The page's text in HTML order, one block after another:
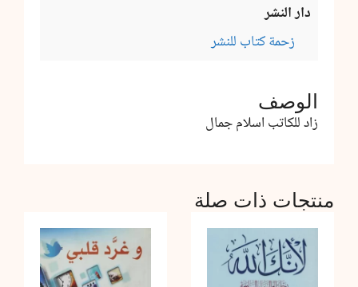
دار النشر
زحمة كتاب للنشر
الوصف
زاد للكاتب اسلام جمال
منتجات ذات صلة